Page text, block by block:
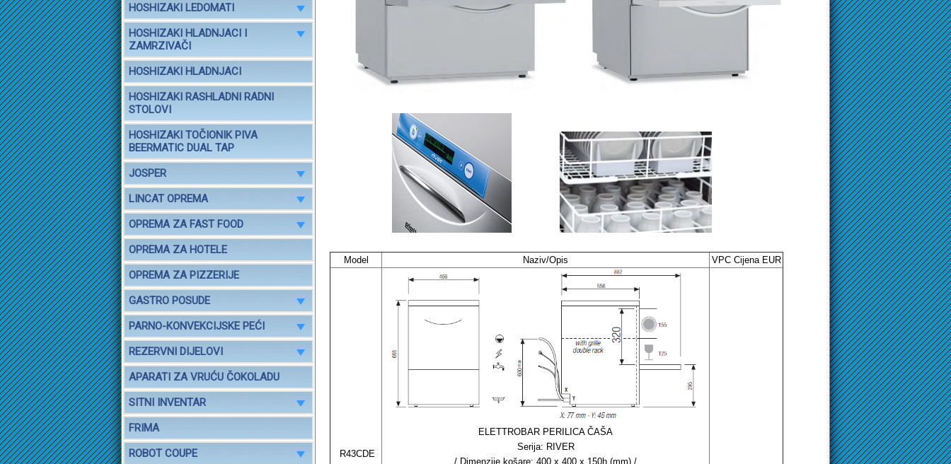
HOSHIZAKI LEDOMATI
HOSHIZAKI HLADNJACI I
ZAMRZIVAČI
HOSHIZAKI HLADNJACI
HOSHIZAKI RASHLADNI RADNI
STOLOVI
HOSHIZAKI TOČIONIK PIVA
BEERMATIC DUAL TAP
JOSPER
LINCAT OPREMA
OPREMA ZA FAST FOOD
OPREMA ZA HOTELE
OPREMA ZA PIZZERIJE
GASTRO POSUDE
PARNO-KONVEKCIJSKE PEĆI
REZERVNI DIJELOVI
APARATI ZA VRUĆU ČOKOLADU
SITNI INVENTAR
FRIMA
ROBOT COUPE
Model Naziv/Opis VPC Cijena EUR
R43CDE
ELETTROBAR PERILICA ČAŠA
Serija: RIVER
/ Dimenzije košare: 400 x 400 x 150h (mm) /